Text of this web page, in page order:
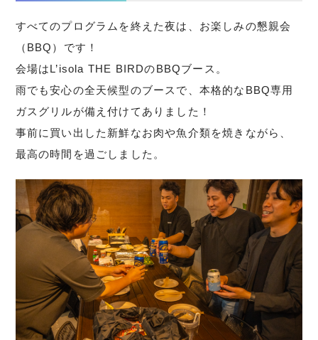
すべてのプログラムを終えた夜は、お楽しみの懇親会
（BBQ）です！
会場はL’isola THE BIRDのBBQブース。
雨でも安心の全天候型のブースで、本格的なBBQ専用
ガスグリルが備え付けてありました！
事前に買い出した新鮮なお肉や魚介類を焼きながら、
最高の時間を過ごしました。